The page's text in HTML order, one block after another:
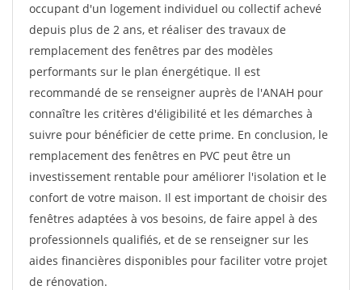
occupant d'un logement individuel ou collectif achevé
depuis plus de 2 ans, et réaliser des travaux de
remplacement des fenêtres par des modèles
performants sur le plan énergétique. Il est
recommandé de se renseigner auprès de l'ANAH pour
connaître les critères d'éligibilité et les démarches à
suivre pour bénéficier de cette prime. En conclusion, le
remplacement des fenêtres en PVC peut être un
investissement rentable pour améliorer l'isolation et le
confort de votre maison. Il est important de choisir des
fenêtres adaptées à vos besoins, de faire appel à des
professionnels qualifiés, et de se renseigner sur les
aides financières disponibles pour faciliter votre projet
de rénovation.